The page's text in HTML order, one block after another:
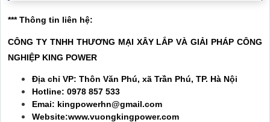
*** Thông tin liên hệ:
CÔNG TY TNHH THƯƠNG MẠI XÂY LẮP VÀ GIẢI PHÁP CÔNG
NGHIỆP KING POWER
Địa chỉ VP: Thôn Văn Phú, xã Trần Phú, TP. Hà Nội
Hotline: 0978 857 533
Emai: kingpowerhn@gmail.com
Website:www.vuongkingpower.com